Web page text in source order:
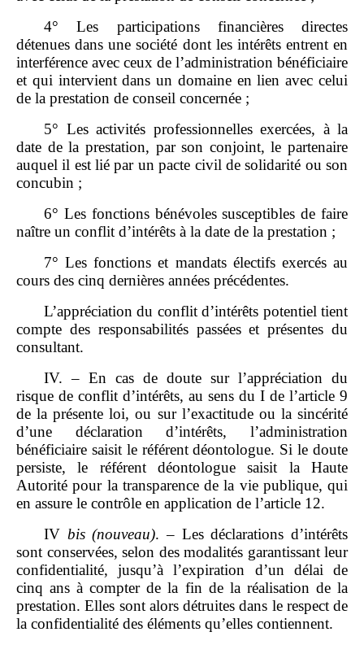
4° Les participations financières directes
détenues dans une société dont les intérêts entrent en
interférence avec ceux de l’administration bénéficiaire
et qui intervient dans un domaine en lien avec celui
de la prestation de conseil concernée ;
5° Les activités professionnelles exercées, à la
date de la prestation, par son conjoint, le partenaire
auquel il est lié par un pacte civil de solidarité ou son
concubin ;
6° Les fonctions bénévoles susceptibles de faire
naître un conflit d’intérêts à la date de la prestation ;
7° Les fonctions et mandats électifs exercés au
cours des cinq dernières années précédentes.
L’appréciation du conflit d’intérêts potentiel tient
compte des responsabilités passées et présentes du
consultant.
IV. – En cas de doute sur l’appréciation du
risque de conflit d’intérêts, au sens du I de l’article 9
de la présente loi, ou sur l’exactitude ou la sincérité
d’une déclaration d’intérêts, l’administration
bénéficiaire saisit le référent déontologue. Si le doute
persiste, le référent déontologue saisit la Haute
Autorité pour la transparence de la vie publique, qui
en assure le contrôle en application de l’article 12.
IV bis (nouveau). – Les déclarations d’intérêts
sont conservées, selon des modalités garantissant leur
confidentialité, jusqu’à l’expiration d’un délai de
cinq ans à compter de la fin de la réalisation de la
prestation. Elles sont alors détruites dans le respect de
la confidentialité des éléments qu’elles contiennent.